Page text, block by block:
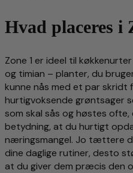
Hvad placeres i
Zone 1 er ideel til
og timian – planter, du
kunne nås med et par skridt
hurtigvoksende grøntsager
som skal sås og høstes
betydning, at du hurtigt
næringsmangel. Jo tættere
dine daglige rutiner, desto
at du giver dem præcis den